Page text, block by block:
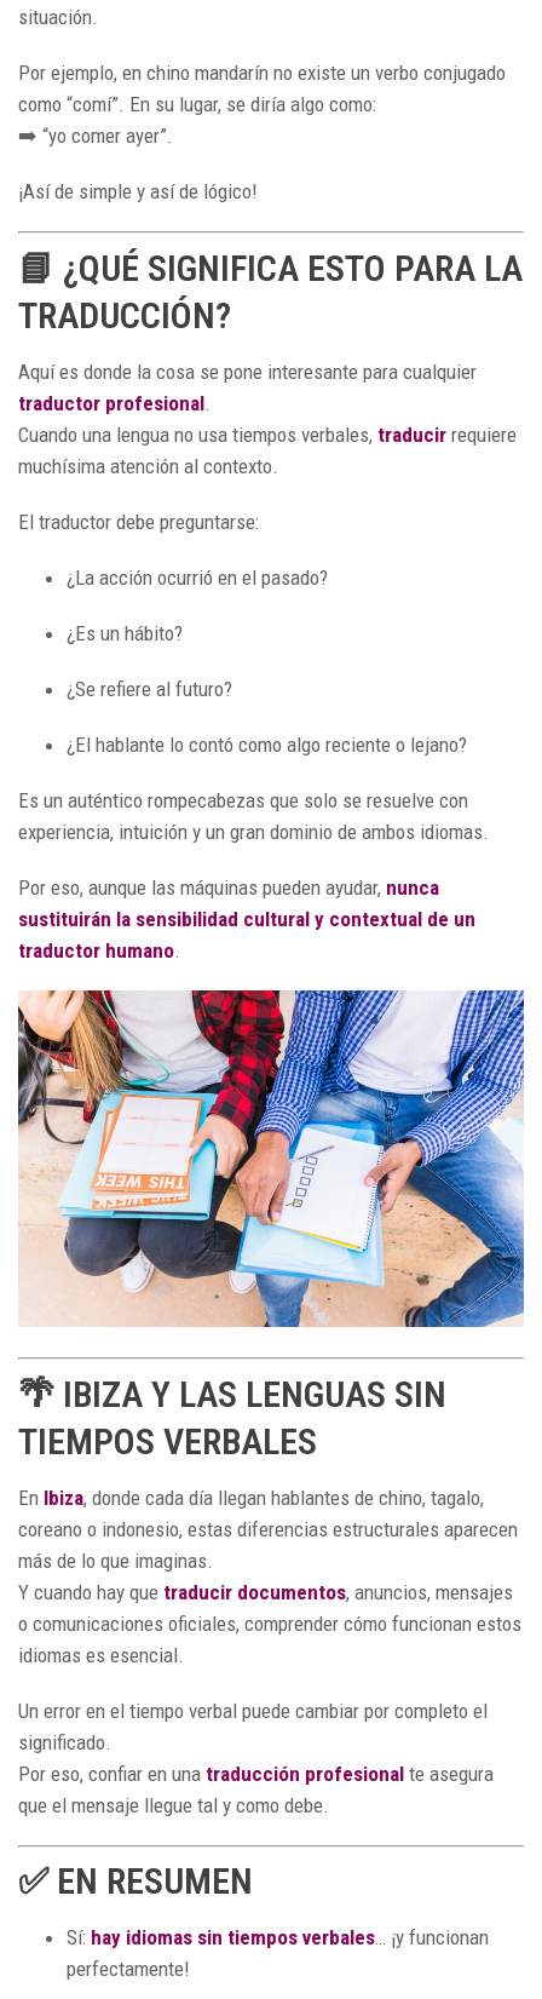
situación.
Por ejemplo, en chino mandarín no existe un verbo conjugado
como “comí”. En su lugar, se diría algo como:
➡️ “yo comer ayer”.
¡Así de simple y así de lógico!
📘 ¿QUÉ SIGNIFICA ESTO PARA LA
TRADUCCIÓN?
Aquí es donde la cosa se pone interesante para cualquier
traductor profesional
Cuando una lengua no usa tiempos verbales, traducir requiere
muchísima atención al contexto.
El traductor debe preguntarse:
¿La acción ocurrió en el pasado?
¿Es un hábito?
¿Se refiere al futuro?
¿El hablante lo contó como algo reciente o lejano?
Es un auténtico rompecabezas que solo se resuelve con
experiencia, intuición y un gran dominio de ambos idiomas.
Por eso, aunque las máquinas pueden ayudar, nunca
sustituirán la sensibilidad cultural y contextual de un
traductor humano
🌴 IBIZA Y LAS LENGUAS SIN
TIEMPOS VERBALES
En Ibiza, donde cada día llegan hablantes de chino, tagalo,
coreano o indonesio, estas diferencias estructurales aparecen
más de lo que imaginas.
Y cuando hay que traducir documentos, anuncios, mensajes
o comunicaciones oficiales, comprender cómo funcionan estos
idiomas es esencial.
Un error en el tiempo verbal puede cambiar por completo el
significado.
Por eso, confiar en una traducción profesional te asegura
que el mensaje llegue tal y como debe.
✅ EN RESUMEN
Sí: hay idiomas sin tiempos verbales… ¡y funcionan
perfectamente!